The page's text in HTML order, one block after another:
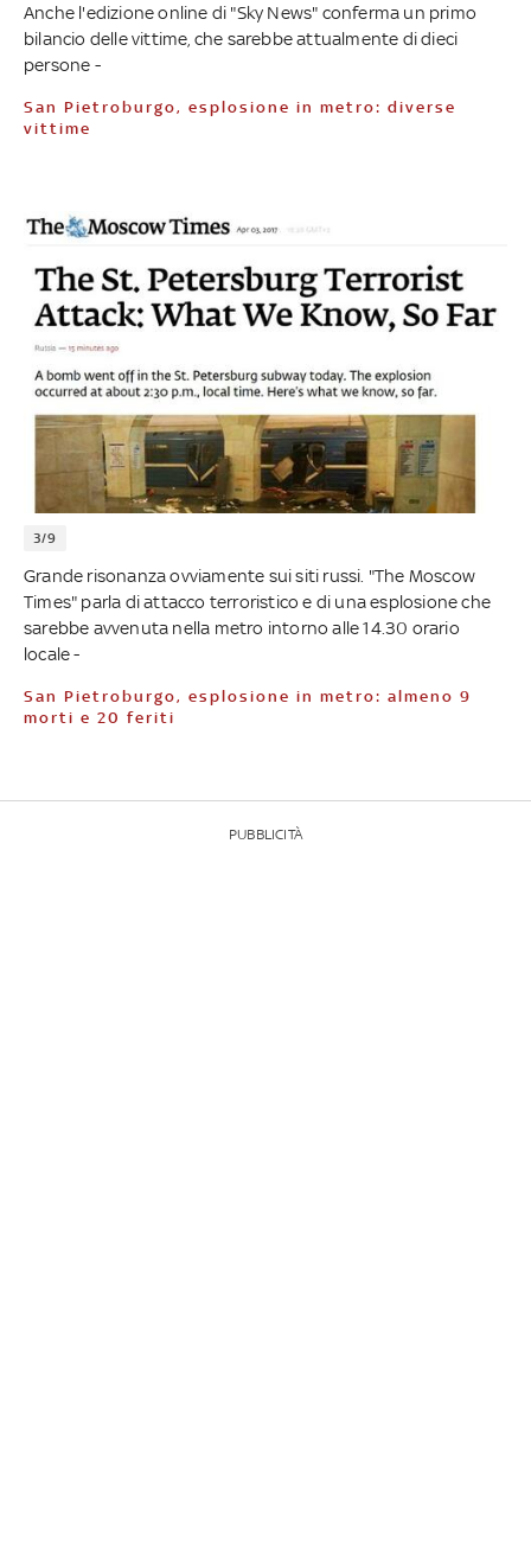
Anche l'edizione online di "Sky News" conferma un primo
bilancio delle vittime, che sarebbe attualmente di dieci
persone -
San Pietroburgo, esplosione in metro: diverse
vittime
3/9
Grande risonanza ovviamente sui siti russi. "The Moscow
Times" parla di attacco terroristico e di una esplosione che
sarebbe avvenuta nella metro intorno alle 14.30 orario
locale -
San Pietroburgo, esplosione in metro: almeno 9
morti e 20 feriti
PUBBLICITÀ